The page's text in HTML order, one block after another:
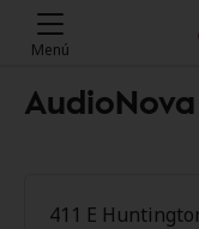
Menú
411 E